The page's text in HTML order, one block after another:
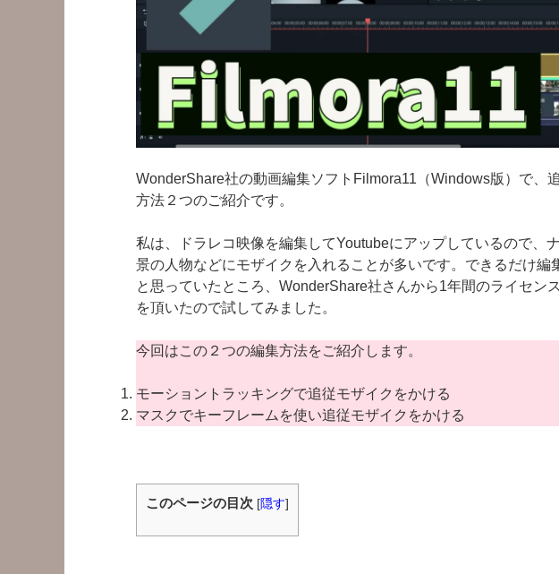
WonderShare社の動画編集ソフトFilmora11（Windows版）で、
方法２つのご紹介です。
私は、ドラレコ映像を編集してYoutubeにアップしているので、
景の人物などにモザイクを入れることが多いです。できるだけ編
と思っていたところ、WonderShare社さんから1年間のライセン
を頂いたので試してみました。
今回はこの２つの編集方法をご紹介します。
モーショントラッキングで追従モザイクをかける
マスクでキーフレームを使い追従モザイクをかける
このページの目次 [隠す]